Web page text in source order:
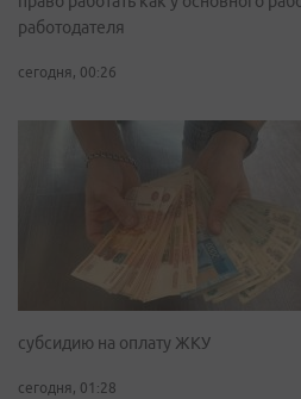
работодателя
сегодня, 00:26
субсидию на оплату ЖКУ
сегодня, 01:28